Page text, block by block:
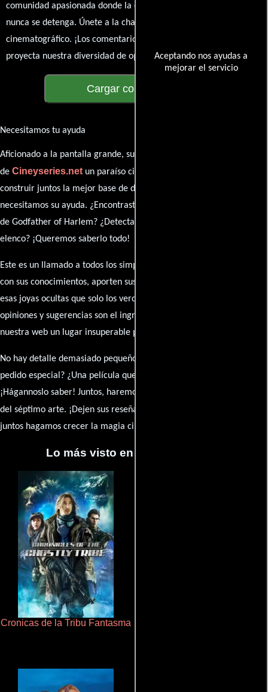
Aceptando nos ayudas a
mejorar el servicio
comunidad apasionada donde la conversación sobre cine y series
nunca se detenga. Únete a la charla y déjanos conocer tu mundo
cinematográfico. ¡Los comentarios son la pantalla donde se
proyecta nuestra diversidad de opiniones!
Cargar comentarios
Necesitamos tu ayuda
Aficionado a la pantalla grande, su participación es clave para hacer
de Cineyseries.netun paraíso cinéfilo completo. Queremos
construir juntos la mejor base de datos cinematográfica, pero
necesitamos su ayuda. ¿Encontraste algún dato faltante en la ficha
de Godfather of Harlem? ¿Detectaste algún error en la sinopsis o el
elenco? ¡Queremos saberlo todo!
Este es un llamado a todos los simpatizantes del cine: contribuyan
con sus conocimientos, aporten sus descubrimientos y compartan
esas joyas ocultas que solo los verdaderos fanáticos conocen. Sus
opiniones y sugerencias son el ingrediente secreto que hará de
nuestra web un lugar insuperable para los amantes del celuloide.
No hay detalle demasiado pequeño ni opinión insignificante. ¿Algún
pedido especial? ¿Una película que sueñas con ver reseñada?
¡Hágannoslo saber! Juntos, haremos de esta comunidad el epicentro
del séptimo arte. ¡Dejen sus reseña en la
juntos hagamos crecer la magia cinematográfica!
Lo más visto en Cineyseries.net
Cronicas de la Tribu Fantasma